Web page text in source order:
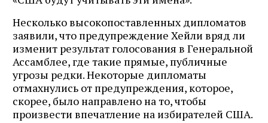
Несколько высокопоставленных дипломатов
заявили, что предупреждение Хейли вряд ли
изменит результат голосования в Генеральной
Ассамблее, где такие прямые, публичные
угрозы редки. Некоторые дипломаты
отмахнулись от предупреждения, которое,
скорее, было направлено на то, чтобы
произвести впечатление на избирателей США.